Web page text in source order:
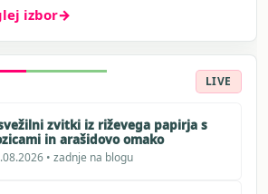
izbor→
LIVE
zvitki iz riževega papirja s
in arašidovo omako
• zadnje na blogu